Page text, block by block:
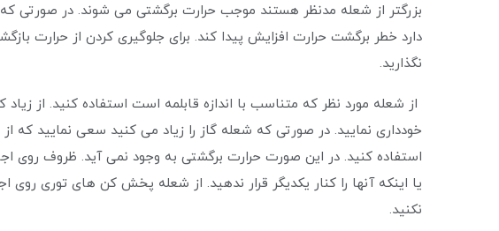
بزرگتر از شعله مدنظر هستند موجب حرارت برگشتی می شوند. در صورتی
دارد خطر برگشت حرارت افزایش پیدا کند. برای جلوگیری کردن از حرارت
نگذارید.
از شعله مورد نظر که متناسب با اندازه قابلمه است استفاده کنید. از
خودداری نمایید. در صورتی که شعله گاز را زیاد می کنید سعی نمایید که
استفاده کنید. در این صورت حرارت برگشتی به وجود نمی‌ آید. ظروف روی
یا اینکه آنها را کنار یکدیگر قرار ندهید. از شعله پخش کن های توری
نکنید.